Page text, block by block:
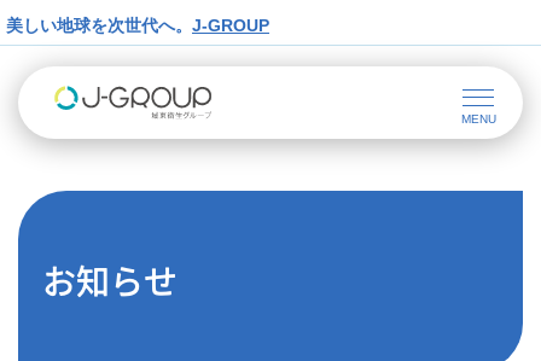
美しい地球を次世代へ。 J-GROUP
お知らせ